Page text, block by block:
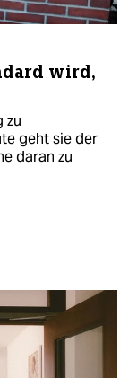
wird,
zu
geht sie der
daran zu